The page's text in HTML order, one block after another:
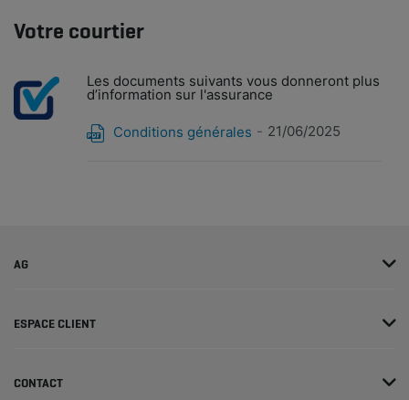
Votre courtier
Les documents suivants vous donneront plus
d’information sur l'assurance
Conditions générales 21/06/2025
AG
ESPACE CLIENT
CONTACT